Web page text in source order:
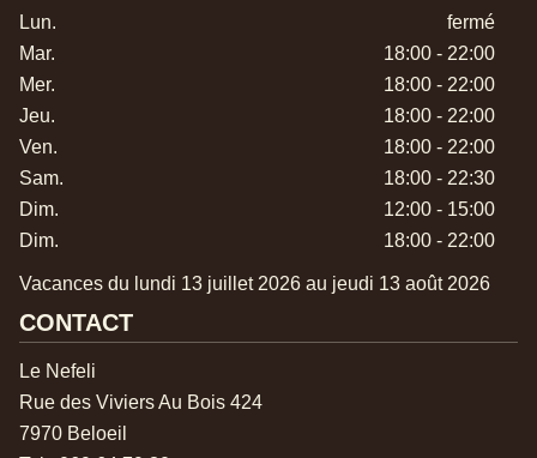
Lun.
fermé
Mar.
18:00 - 22:00
Mer.
18:00 - 22:00
Jeu.
18:00 - 22:00
Ven.
18:00 - 22:00
Sam.
18:00 - 22:30
Dim.
12:00 - 15:00
Dim.
18:00 - 22:00
Vacances du lundi 13 juillet 2026 au jeudi 13 août 2026
CONTACT
Le Nefeli
Rue des Viviers Au Bois 424
7970 Beloeil